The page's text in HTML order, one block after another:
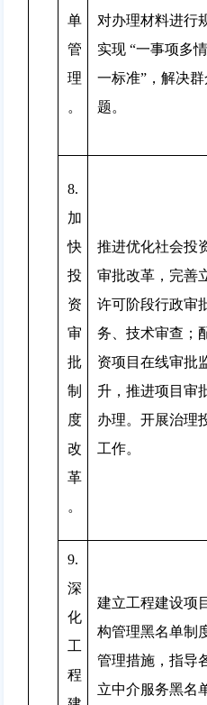
单
管
理
。
对办理材料进行
实现 “一事项多
一标准”，解决
题。
8.
加
快
投
资
审
批
制
度
改
革
。
推进优化社会投
审批改革，完善
许可阶段行政审
务、技术审查；
资项目在线审批
升，推进项目审
办理。开展治理
工作。
9.
深
化
工
程
建立工程建设项
构管理黑名单制
管理措施，指导
立中介服务黑名